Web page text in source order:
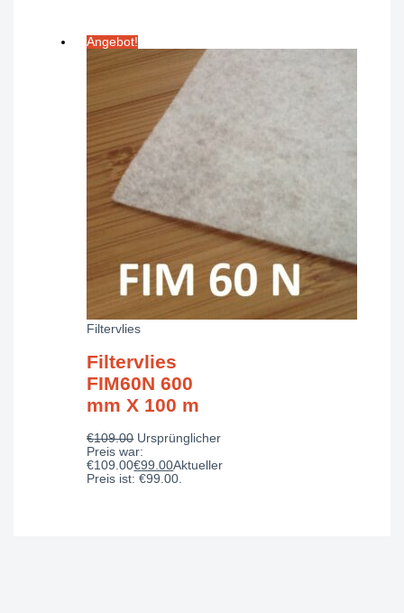
Angebot!
Filtervlies
Filtervlies
FIM60N 600
mm X 100 m
€109.00 Ursprünglicher
Preis war:
€109.00€99.00Aktueller
Preis ist: €99.00.